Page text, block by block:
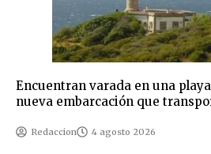
Encuentran varada en una
nueva embarcación que
Redaccion 4 agosto 2026